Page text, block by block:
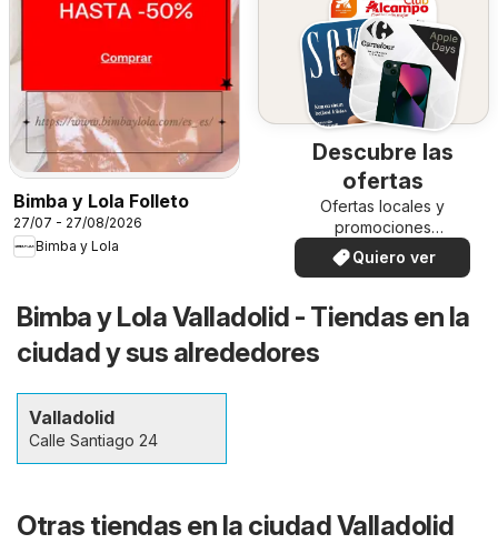
Bimba y Lola Folleto
27/07 - 27/08/2026
Bimba y Lola
Descubre las
ofertas
Ofertas locales y
promociones
especiales.
Quiero ver
Bimba y Lola Valladolid - Tiendas en la
ciudad y sus alrededores
Valladolid
Calle Santiago 24
Otras tiendas en la ciudad Valladolid